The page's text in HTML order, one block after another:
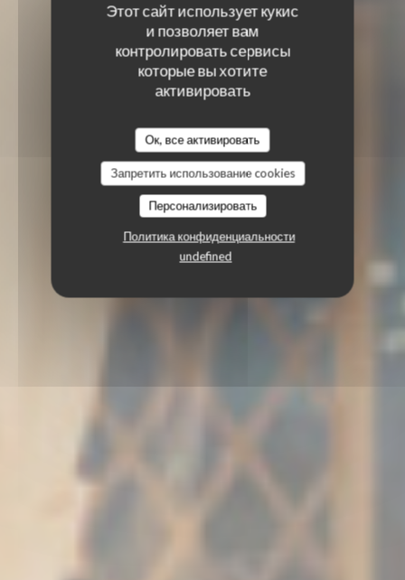
Этот сайт использует кукис
и позволяет вам
контролировать сервисы
которые вы хотите
активировать
Ок, все активировать
Запретить использование cookies
Персонализировать
Политика конфиденциальности
undefined